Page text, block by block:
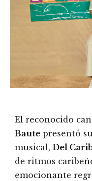
El reconocido
Baute presentó
musical, Del
de ritmos
emocionante